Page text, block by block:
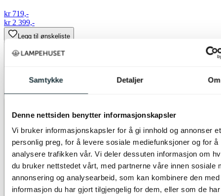
Samtykke Detaljer Om
Denne nettsiden benytter informasjonskapsler
Vi bruker informasjonskapsler for å gi innhold og annonser et
personlig preg, for å levere sosiale mediefunksjoner og for å
analysere trafikken vår. Vi deler dessuten informasjon om
du bruker nettstedet vårt, med partnerne våre innen sosiale
annonsering og analysearbeid, som kan kombinere den med
informasjon du har gjort tilgjengelig for dem, eller som de
kr 719,-
kr 2 399,-
Legg til ønskeliste